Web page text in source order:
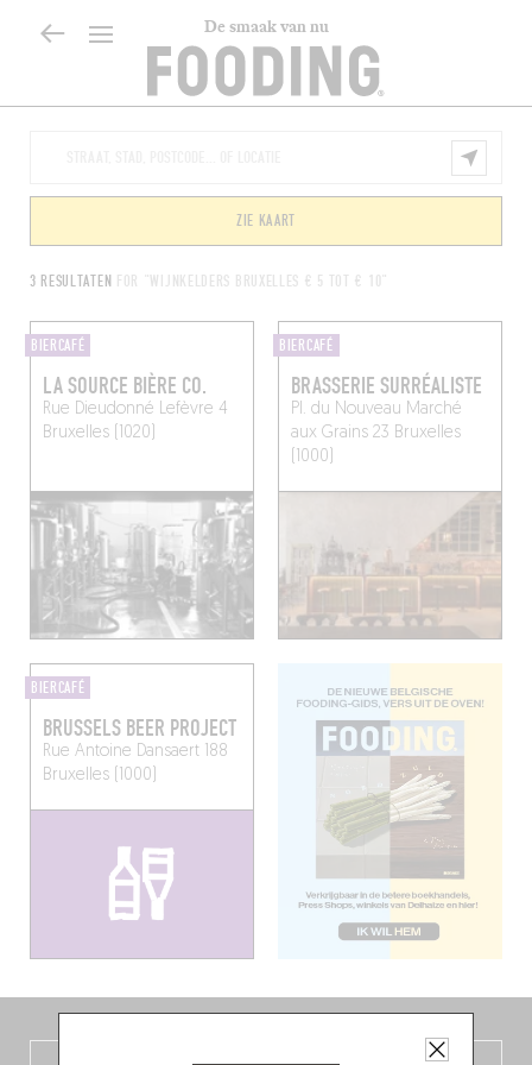
De smaak van nu
3 RESULTATEN FOR "WIJNKELDERS BRUXELLES € 5 TOT € 10"
ZIE KAART
BIERCAFÉ
LA SOURCE BIÈRE CO.
Rue Dieudonné Lefèvre 4
Bruxelles (1020)
BIERCAFÉ
BRASSERIE SURRÉALISTE
Pl. du Nouveau Marché
aux Grains 23 Bruxelles
(1000)
BIERCAFÉ
BRUSSELS BEER PROJECT
Rue Antoine Dansaert 188
Bruxelles (1000)